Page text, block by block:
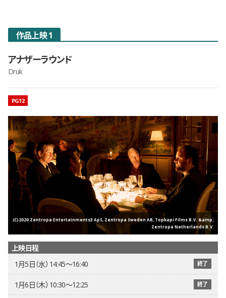
作品上映 1
アナザーラウンド
Druk
映画のレーティング
PG12
(C)2020 Zentropa Entertainments3 ApS, Zentropa Sweden AB, Topkapi Films B.V. &amp;
Zentropa Netherlands B.V.
上映日程
1月5日（水） 14:45〜16:40
終了
1月6日（木） 10:30〜12:25 終了